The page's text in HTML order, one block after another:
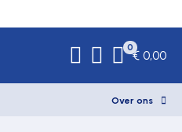
0
€ 0,00
Over ons